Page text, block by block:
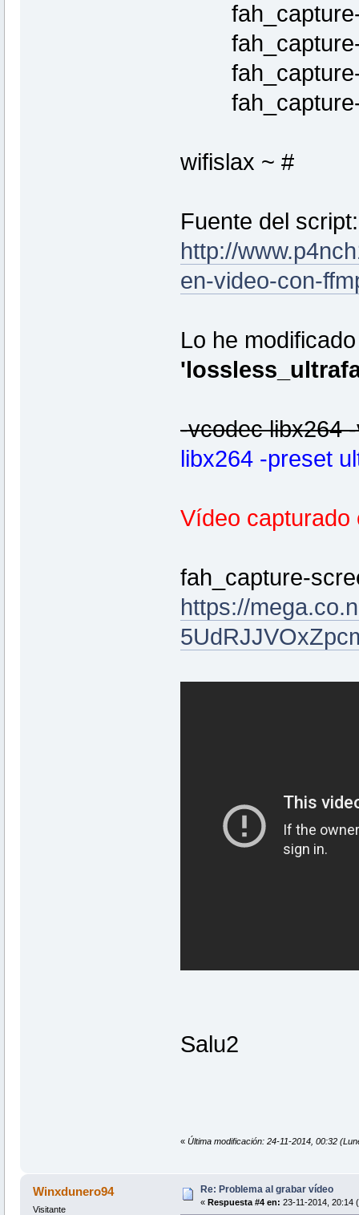
fah_capture-
fah_capture-
fah_capture-
fah_capture-
wifislax ~ #
Fuente del script:
http://
en-video-con-
Lo he
-vcodec libx264
libx264 -preset
Vídeo capturado
fah_capture-
https://
Salu2
« Última modificación: 24-11-2014, 00:32
Winxdunero94
Visitante
Re: Problema al grabar vídeo
« Respuesta #4 en: 23-11-2014, 20:14